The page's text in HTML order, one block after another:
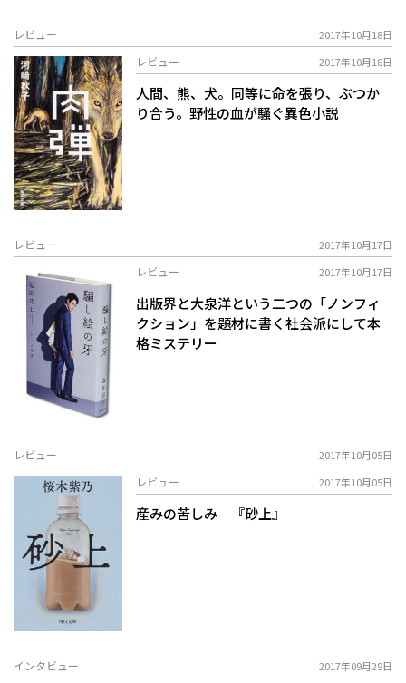
レビュー 2017年10月18日
レビュー 2017年10月18日
人間、熊、犬。同等に命を張り、ぶつか
り合う。野性の血が騒ぐ異色小説
レビュー 2017年10月17日
レビュー 2017年10月17日
出版界と大泉洋という二つの「ノンフィ
クション」を題材に書く社会派にして本
格ミステリー
レビュー 2017年10月05日
レビュー 2017年10月05日
産みの苦しみ 『砂上』
インタビュー 2017年09月29日